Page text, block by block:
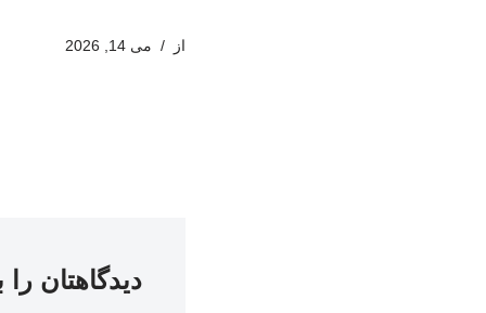
از می 14, 2026
دیدگاهتان را